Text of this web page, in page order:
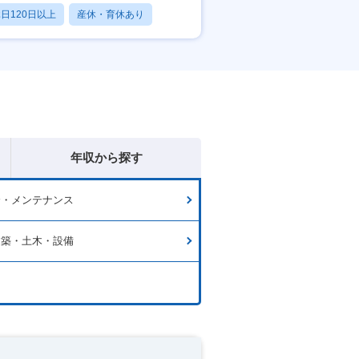
120日以上 産休・育休あり
業20時間以内
年収から探す
メンテナンス
・土木・設備